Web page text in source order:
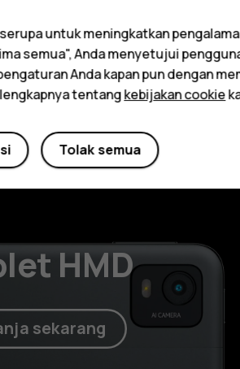
HMD
sekarang
untuk meningkatkan
semua", Anda menyetujui
Anda kapan pun dengan
tentangkebijakan cookie
Tolak semua